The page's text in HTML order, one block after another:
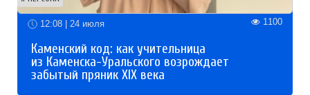
12:08 | 24 июля 1100
Каменский код: как учительница
из Каменска-Уральского возрождает
забытый пряник XIX века